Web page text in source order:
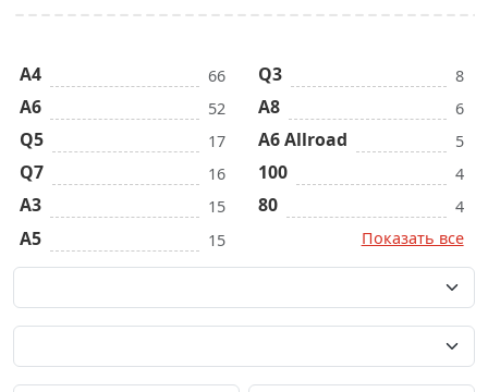
A4 66
A6 52
Q5 17
Q7 16
A3 15
A5 15
Q3 8
A8 6
A6 Allroad 5
100 4
80
4
Показать все